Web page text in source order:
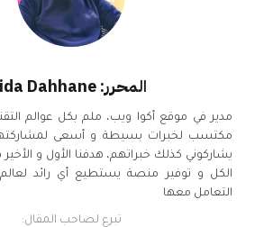
المحرر: Rida Dahhane
مدير في موقع أكوا ويب، ملم بكل عوالم
مكتسب لخبرات بسيطة و أسعى
يشاركوني كذلك خبراتهم، هدفنا الأول و
الكل و توفير منصة يستطيع أي رائد
التعامل معها
تبرع لصاحب المقال: